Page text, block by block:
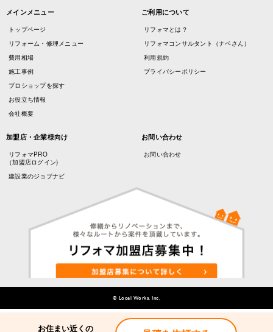
お住まい近くの
メインメニュー
トップページ
リフォーム・修理メニュー
費用相場
施工事例
プロショップを探す
お役立ち情報
会社概要
ご利用について
リフォマとは？
リフォマコンサルタント（ナベさん）
利用規約
プライバシーポリシー
加盟店・企業様向け
リフォマPRO
（加盟店ログイン)
建設業のジョブナビ
お問い合わせ
お問い合わせ
© Local Works, Inc.
お住まい近くの